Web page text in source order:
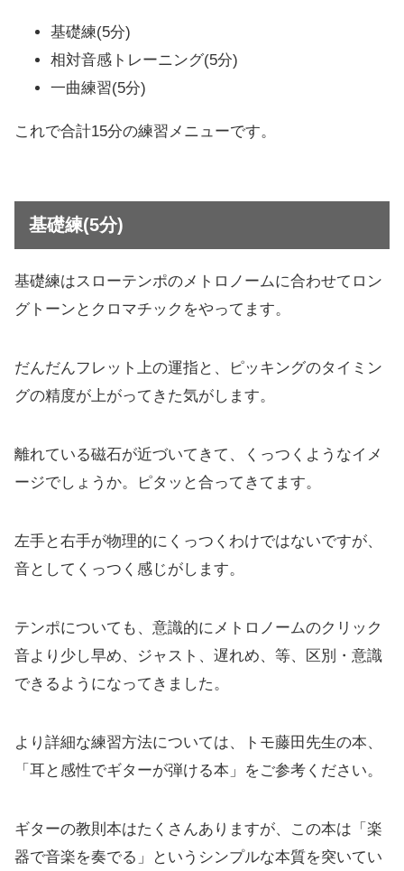
基礎練(5分)
相対音感トレーニング(5分)
一曲練習(5分)
これで合計15分の練習メニューです。
基礎練(5分)
基礎練はスローテンポのメトロノームに合わせてロン
グトーンとクロマチックをやってます。
だんだんフレット上の運指と、ピッキングのタイミン
グの精度が上がってきた気がします。
離れている磁石が近づいてきて、くっつくようなイメ
ージでしょうか。ピタッと合ってきてます。
左手と右手が物理的にくっつくわけではないですが、
音としてくっつく感じがします。
テンポについても、意識的にメトロノームのクリック
音より少し早め、ジャスト、遅れめ、等、区別・意識
できるようになってきました。
より詳細な練習方法については、トモ藤田先生の本、
「耳と感性でギターが弾ける本」をご参考ください。
ギターの教則本はたくさんありますが、この本は「楽
器で音楽を奏でる」というシンプルな本質を突いてい